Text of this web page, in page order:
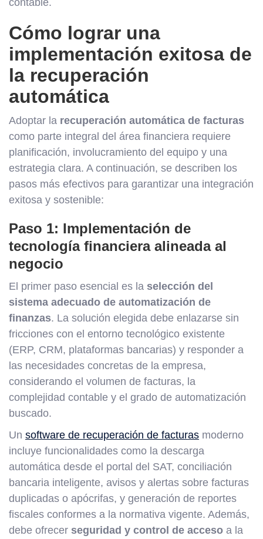
contable.
Cómo lograr una
implementación exitosa de
la recuperación
automática
Adoptar la recuperación automática de facturas
como parte integral del área financiera requiere
planificación, involucramiento del equipo y una
estrategia clara. A continuación, se describen los
pasos más efectivos para garantizar una integración
exitosa y sostenible:
Paso 1: Implementación de
tecnología financiera alineada al
negocio
El primer paso esencial es la selección del
sistema adecuado de automatización de
finanzas. La solución elegida debe enlazarse sin
fricciones con el entorno tecnológico existente
(ERP, CRM, plataformas bancarias) y responder a
las necesidades concretas de la empresa,
considerando el volumen de facturas, la
complejidad contable y el grado de automatización
buscado.
Un software de recuperación de facturas moderno
incluye funcionalidades como la descarga
automática desde el portal del SAT, conciliación
bancaria inteligente, avisos y alertas sobre facturas
duplicadas o apócrifas, y generación de reportes
fiscales conformes a la normativa vigente. Además,
debe ofrecer seguridad y control de acceso a la